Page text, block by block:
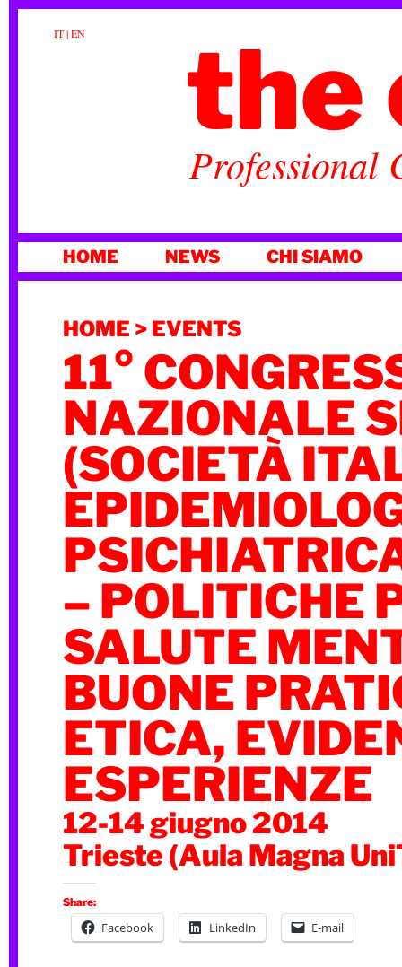
IT|EN the
Professional
AL
HOME NEWS CHI SIAMO
HOME > EVENTS
11°
NAZIONALE
(SOCIETÀ
– POLITICHE
SALUTE
BUONE
ETICA,
ESPERIENZE
12-14 giugno 2014
Trieste (Aula Magna
Share:
Facebook LinkedIn E-mail